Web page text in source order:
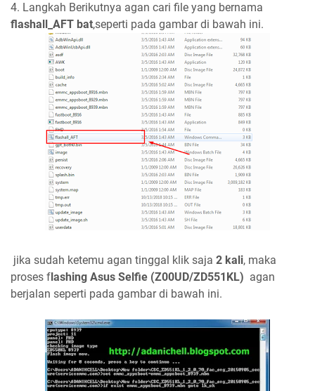
4. Langkah Berikutnya agan cari file yang bernama
flashall_AFT bat,seperti pada gambar di bawah ini.
jika sudah ketemu agan tinggal klik saja 2 kali, maka
proses flashing Asus Selfie (Z00UD/ZD551KL) agan
berjalan seperti pada gambar di bawah ini.